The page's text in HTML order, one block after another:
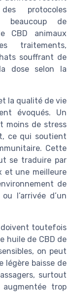
protocoles
beaucoup de
CBD animaux
traitements,
souffrant de
dose selon la
la qualité de vie
évoqués. Un
moins de stress
ce qui soutient
Cette
se traduire par
et une meilleure
de
l’arrivée d’un
doivent toutefois
huile de CBD de
on peut
légère baisse de
surtout
trop